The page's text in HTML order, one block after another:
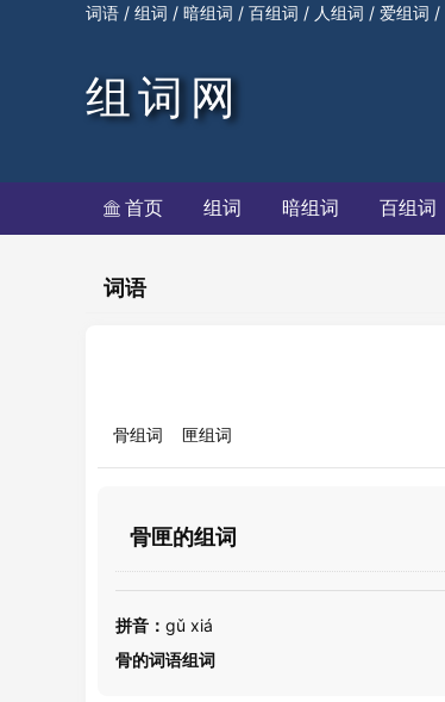
词语 / 组词 / 暗组词 / 百组词 / 人组词 / 爱组词 /
组词网
 首页 组词 暗组词 百组词
词语
骨组词 匣组词
骨匣的组词
拼音： gǔ xiá
骨的词语组词